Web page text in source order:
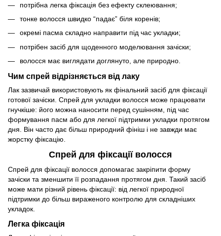
потрібна легка фіксація без ефекту склеювання;
тонке волосся швидко “падає” біля коренів;
окремі пасма складно направити під час укладки;
потрібен засіб для щоденного моделювання зачіски;
волосся має виглядати доглянуто, але природно.
Чим спрей відрізняється від лаку
Лак зазвичай використовують як фінальний засіб для фіксації
готової зачіски. Спрей для укладки волосся може працювати
гнучкіше: його можна наносити перед сушінням, під час
формування пасм або для легкої підтримки укладки протягом
дня. Він часто дає більш природний фініш і не завжди має
жорстку фіксацію.
Спрей для фіксації волосся
Спрей для фіксації волосся допомагає закріпити форму
зачіски та зменшити її розпадання протягом дня. Такий засіб
може мати різний рівень фіксації: від легкої природної
підтримки до більш вираженого контролю для складніших
укладок.
Легка фіксація